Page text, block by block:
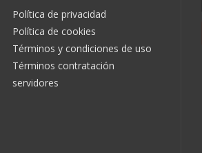
Política de privacidad
Política de cookies
Términos y condiciones de uso
Términos contratación
servidores